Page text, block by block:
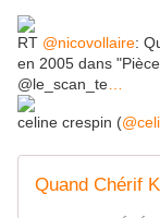
RT @nicovollaire:
en 2005 dans
@le_scan_te
celine crespin (